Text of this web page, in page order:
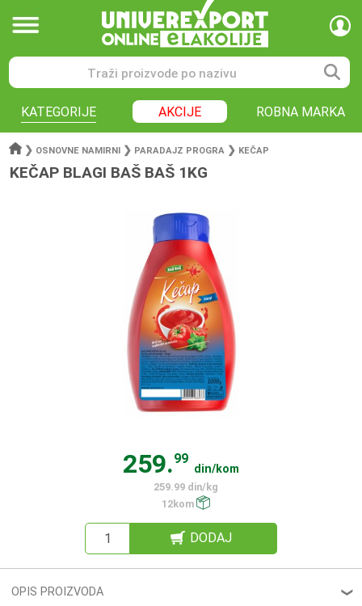
KATEGORIJE AKCIJE ROBNA MARKA
❯ OSNOVNE NAMIRNI ❯ PARADAJZ PROGRA ❯ KEČAP
KEČAP BLAGI BAŠ BAŠ 1KG
259.99
din/kom
259.99 din/kg
12kom
DODAJ
OPIS PROIZVODA ❮